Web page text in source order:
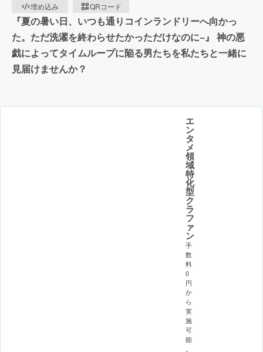
埋め込み
QRコード
『夏の暑い日、いつも通りコインランドリーへ向かっ
た。ただ洗濯を終わらせたかっただけなのに−』 神の悪
戯によってタイムループに陥る男たちを私たちと一緒に
見届けませんか？
エ
ン
タ
メ
領
域
特
化
型
ク
ラ
フ
ァ
ン
手
数
料
0
円
か
ら
実
施
可
能